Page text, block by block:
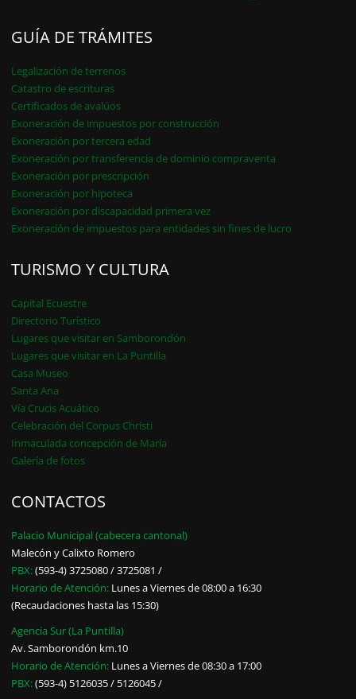
GUÍA DE TRÁMITES
Legalización de terrenos
Catastro de escrituras
Certificados de avalúos
Exoneración de impuestos por construcción
Exoneración por tercera edad
Exoneración por transferencia de dominio compraventa
Exoneración por prescripción
Exoneración por hipoteca
Exoneración por discapacidad primera vez
Exoneración de impuestos para entidades sin fines de lucro
TURISMO Y CULTURA
Capital Ecuestre
Directorio Turístico
Lugares que visitar en Samborondón
Lugares que visitar en La Puntilla
Casa Museo
Santa Ana
Vía Crucis Acuático
Celebración del Corpus Christi
Inmaculada concepción de María
Galería de fotos
CONTACTOS
Palacio Municipal (cabecera cantonal)
Malecón y Calixto Romero
PBX:(593-4) 3725080 / 3725081 /
Horario de Atención: Lunes a Viernes de 08:00 a 16:30
(Recaudaciones hasta las 15:30)
Agencia Sur (La Puntilla)
Av. Samborondón km.10
Horario de Atención: Lunes a Viernes de 08:30 a 17:00
PBX:(593-4) 5126035 / 5126045 /